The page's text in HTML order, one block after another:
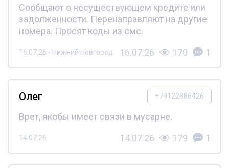
Сообщают о несуществующем кредите или
задолженности. Перенаправляют на другие
номера. Просят коды из смс.
16.07.26 - Нижний Новгород 16.07.26 170 1
+79122886426
Олег
Врет, якобы имеет связи в мусарне.
14.07.26 14.07.26 179 1